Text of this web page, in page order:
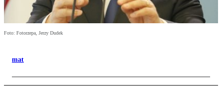
Foto: Fotorzepa, Jerzy Dudek
mat